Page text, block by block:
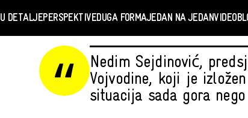
U DETALJEPERSPEKTIVEDUGA FORMAJEDAN NA JEDANVIDEO
Nedim Sejdinović,
Vojvodine, koji je
situacija sada gora